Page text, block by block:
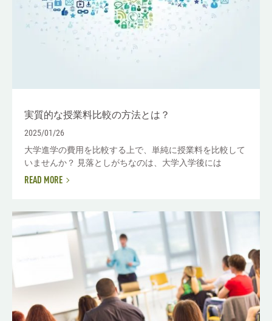
実質的な授業料比較の方法とは？
2025/01/26
大学進学の費用を比較する上で、単純に授業料を比較して
いませんか？ 見落としがちなのは、大学入学後には
READ MORE